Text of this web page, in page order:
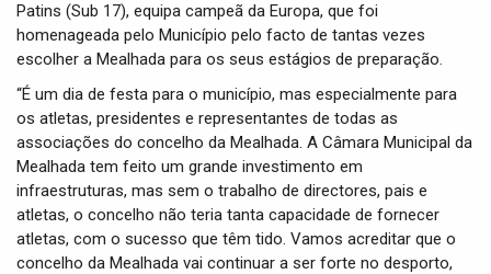
Patins (Sub 17), equipa campeã da Europa, que foi
homenageada pelo Município pelo facto de tantas vezes
escolher a Mealhada para os seus estágios de preparação.
“É um dia de festa para o município, mas especialmente para
os atletas, presidentes e representantes de todas as
associações do concelho da Mealhada. A Câmara Municipal da
Mealhada tem feito um grande investimento em
infraestruturas, mas sem o trabalho de directores, pais e
atletas, o concelho não teria tanta capacidade de fornecer
atletas, com o sucesso que têm tido. Vamos acreditar que o
concelho da Mealhada vai continuar a ser forte no desporto,